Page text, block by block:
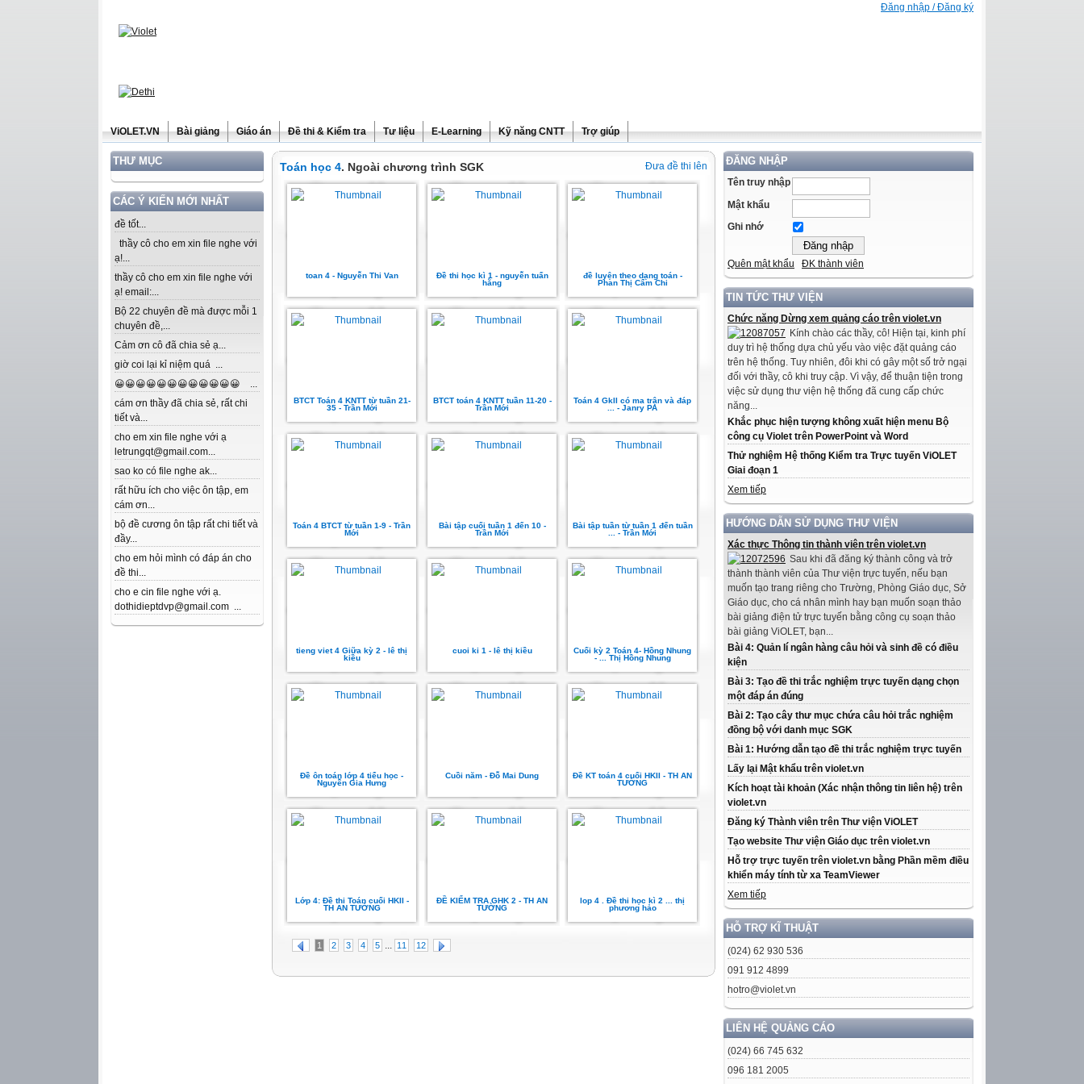
Đăng nhập / Đăng ký
ViOLET.VN Bài giảng Giáo án Đề thi & Kiểm tra Tư liệu E-Learning Kỹ năng CNTT Trợ giúp
THƯ MỤC
CÁC Ý KIẾN MỚI NHẤT
đề tốt...
thầy cô cho em xin file nghe với
ạ!...
thầy cô cho em xin file nghe với
ạ! email:...
Bộ 22 chuyên đề mà được mỗi 1
chuyên đề,...
Cảm ơn cô đã chia sẻ ạ...
giờ coi lại kỉ niệm quá ...
😀😀😀😀😀😀😀😀😀😀😀😀 ...
cám ơn thầy đã chia sẻ, rất chi
tiết và...
cho em xin file nghe với ạ
letrungqt@gmail.com...
sao ko có file nghe ak...
rất hữu ích cho việc ôn tập, em
cám ơn...
bộ đề cương ôn tập rất chi tiết và
đầy...
cho em hỏi mình có đáp án cho
đề thi...
cho e cin file nghe với ạ.
dothidieptdvp@gmail.com ...
ĐĂNG NHẬP
Tên truy nhập
Mật khẩu
Ghi nhớ
Quên mật khẩu ĐK thành viên
TIN TỨC THƯ VIỆN
Chức năng Dừng xem quảng cáo trên violet.vn
Kính chào các thầy, cô! Hiện tại, kinh phí
duy trì hệ thống dựa chủ yếu vào việc đặt quảng cáo
trên hệ thống. Tuy nhiên, đôi khi có gây một số trở ngại
đối với thầy, cô khi truy cập. Vì vậy, để thuận tiện trong
việc sử dụng thư viện hệ thống đã cung cấp chức
năng...
Khắc phục hiện tượng không xuất hiện menu Bộ
công cụ Violet trên PowerPoint và Word
Thử nghiệm Hệ thống Kiểm tra Trực tuyến ViOLET
Giai đoạn 1
Xem tiếp
HƯỚNG DẪN SỬ DỤNG THƯ VIỆN
Xác thực Thông tin thành viên trên violet.vn
Sau khi đã đăng ký thành công và trở
thành thành viên của Thư viện trực tuyến, nếu bạn
muốn tạo trang riêng cho Trường, Phòng Giáo dục, Sở
Giáo dục, cho cá nhân mình hay bạn muốn soạn thảo
bài giảng điện tử trực tuyến bằng công cụ soạn thảo
bài giảng ViOLET, bạn...
Bài 4: Quản lí ngân hàng câu hỏi và sinh đề có điều
kiện
Bài 3: Tạo đề thi trắc nghiệm trực tuyến dạng chọn
một đáp án đúng
Bài 2: Tạo cây thư mục chứa câu hỏi trắc nghiệm
đồng bộ với danh mục SGK
Bài 1: Hướng dẫn tạo đề thi trắc nghiệm trực tuyến
Lấy lại Mật khẩu trên violet.vn
Kích hoạt tài khoản (Xác nhận thông tin liên hệ) trên
violet.vn
Đăng ký Thành viên trên Thư viện ViOLET
Tạo website Thư viện Giáo dục trên violet.vn
Hỗ trợ trực tuyến trên violet.vn bằng Phần mềm điều
khiển máy tính từ xa TeamViewer
Xem tiếp
HỖ TRỢ KĨ THUẬT
(024) 62 930 536
091 912 4899
hotro@violet.vn
LIÊN HỆ QUẢNG CÁO
(024) 66 745 632
096 181 2005
Đưa đề thi lên
Toán học 4. Ngoài chương trình SGK
toan 4 - Nguyễn Thi Van
Đề thi học kì 1 - nguyễn tuấn
hằng
đề luyện theo dạng toán -
Phan Thị Cẩm Chi
BTCT Toán 4 KNTT từ tuần 21-
35 - Trần Mới
BTCT toán 4 KNTT tuần 11-20 -
Trần Mới
Toán 4 GkII có ma trận và đáp
... - Janry PA
Toán 4 BTCT từ tuần 1-9 - Trần
Mới
Bài tập cuối tuần 1 đến 10 -
Trần Mới
Bài tập tuần từ tuần 1 đến tuần
... - Trần Mới
tieng viet 4 Giữa kỳ 2 - lê thị
kiều
cuoi ki 1 - lê thị kiều
Cuối kỳ 2 Toán 4- Hồng Nhung
- ... Thị Hồng Nhung
Đề ôn toán lớp 4 tiểu học -
Nguyễn Gia Hưng
Cuồi năm - Đỗ Mai Dung
Đề KT toán 4 cuối HKII - TH AN
TƯỜNG
Lớp 4: Đề thi Toán cuối HKII -
TH AN TƯỜNG
ĐỀ KIỂM TRA GHK 2 - TH AN
TƯỜNG
lop 4 . Đề thi học kì 2 ... thị
phương hảo
1 2 3 4 5 ... 11 12